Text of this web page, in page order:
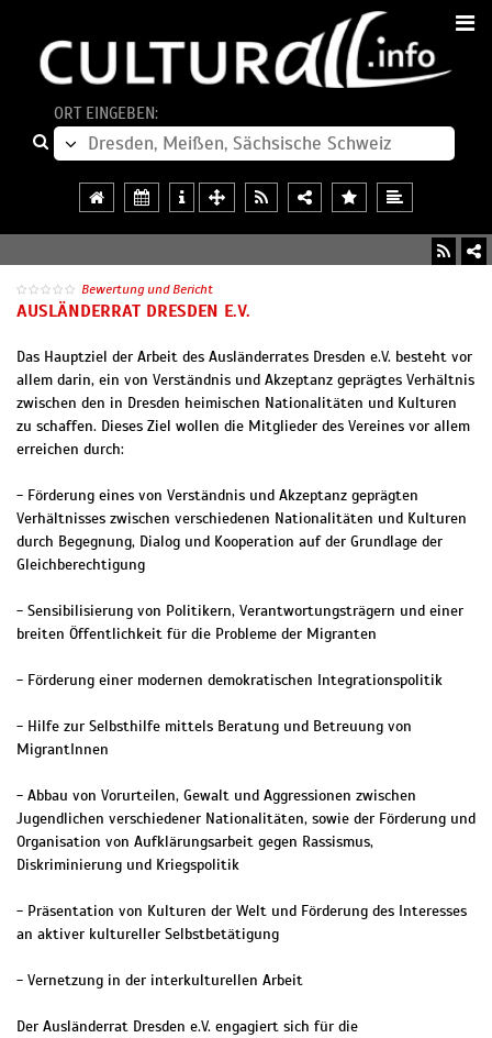
ORT EINGEBEN:
Bewertung und Bericht
AUSLÄNDERRAT DRESDEN E.V.
Das Hauptziel der Arbeit des Ausländerrates Dresden e.V. besteht vor
allem darin, ein von Verständnis und Akzeptanz geprägtes Verhältnis
zwischen den in Dresden heimischen Nationalitäten und Kulturen
zu schaffen. Dieses Ziel wollen die Mitglieder des Vereines vor allem
erreichen durch:
- Förderung eines von Verständnis und Akzeptanz geprägten
Verhältnisses zwischen verschiedenen Nationalitäten und Kulturen
durch Begegnung, Dialog und Kooperation auf der Grundlage der
Gleichberechtigung
- Sensibilisierung von Politikern, Verantwortungsträgern und einer
breiten Öffentlichkeit für die Probleme der Migranten
- Förderung einer modernen demokratischen Integrationspolitik
- Hilfe zur Selbsthilfe mittels Beratung und Betreuung von
MigrantInnen
- Abbau von Vorurteilen, Gewalt und Aggressionen zwischen
Jugendlichen verschiedener Nationalitäten, sowie der Förderung und
Organisation von Aufklärungsarbeit gegen Rassismus,
Diskriminierung und Kriegspolitik
- Präsentation von Kulturen der Welt und Förderung des Interesses
an aktiver kultureller Selbstbetätigung
- Vernetzung in der interkulturellen Arbeit
Der Ausländerrat Dresden e.V. engagiert sich für die